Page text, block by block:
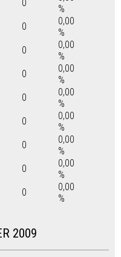
0
%
0
0,00
%
0
0,00
%
0
0,00
%
0
0,00
%
0
0,00
%
0
0,00
%
0
0,00
%
0
0,00
%
2009